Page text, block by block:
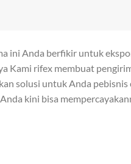
ini Anda berfikir untuk
Kami rifex membuat
solusi untuk Anda pebisnis
kini bisa